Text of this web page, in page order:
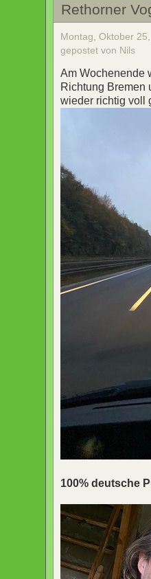
Rethorner
Montag, Oktober
gepostet von Nils
Am Wochenende
Richtung Bremen
wieder richtig voll
100% deutsche